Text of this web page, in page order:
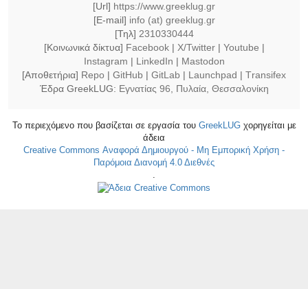
[Url] https://www.greeklug.gr
[E-mail] info (at) greeklug.gr
[Τηλ] 2310330444
[Κοινωνικά δίκτυα] Facebook| X/Twitter| Youtube |
Instagram | LinkedIn | Mastodon
[Αποθετήρια] Repo | GitHub | GitLab | Launchpad | Τransifex
Έδρα GreekLUG: Εγνατίας 96, Πυλαία, Θεσσαλονίκη
Το περιεχόμενο που βασίζεται σε εργασία του GreekLUGχορηγείται με
άδεια
Creative Commons Αναφορά Δημιουργού - Μη Εμπορική Χρήση -
Παρόμοια Διανομή 4.0 Διεθνές
.